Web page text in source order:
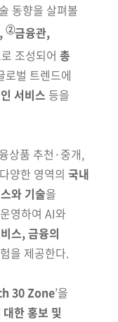
동향을 살펴볼
➁금융관,
조성되어 총
로벌 트렌드에
서비스 등을
상품 추천 ·중개,
양한 영역의 국내
와 기술을
영하여 AI와
스, 금융의
을 제공한다.
30 Zone’을
한 홍보 및